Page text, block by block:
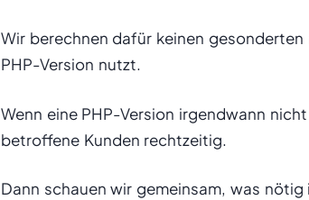
Wir berechnen dafür keinen
PHP-Version nutzt.
Wenn eine PHP-Version irgendwann
betroffene Kunden rechtzeitig.
Dann schauen wir gemeinsam, was